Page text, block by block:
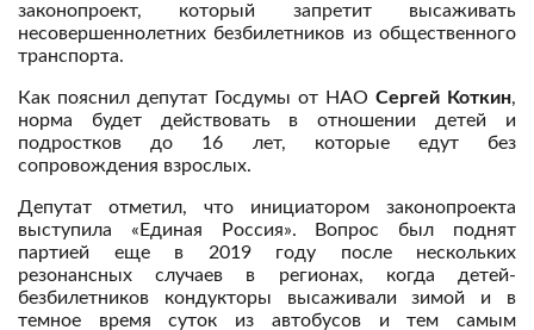
законопроект, который запретит высаживать
несовершеннолетних безбилетников из общественного
транспорта.
Как пояснил депутат Госдумы от НАО Сергей Коткин,
норма будет действовать в отношении детей и
подростков до 16 лет, которые едут без
сопровождения взрослых.
Депутат отметил, что инициатором законопроекта
выступила «Единая Россия». Вопрос был поднят
партией еще в 2019 году после нескольких
резонансных случаев в регионах, когда детей-
безбилетников кондукторы высаживали зимой и в
темное время суток из автобусов и тем самым